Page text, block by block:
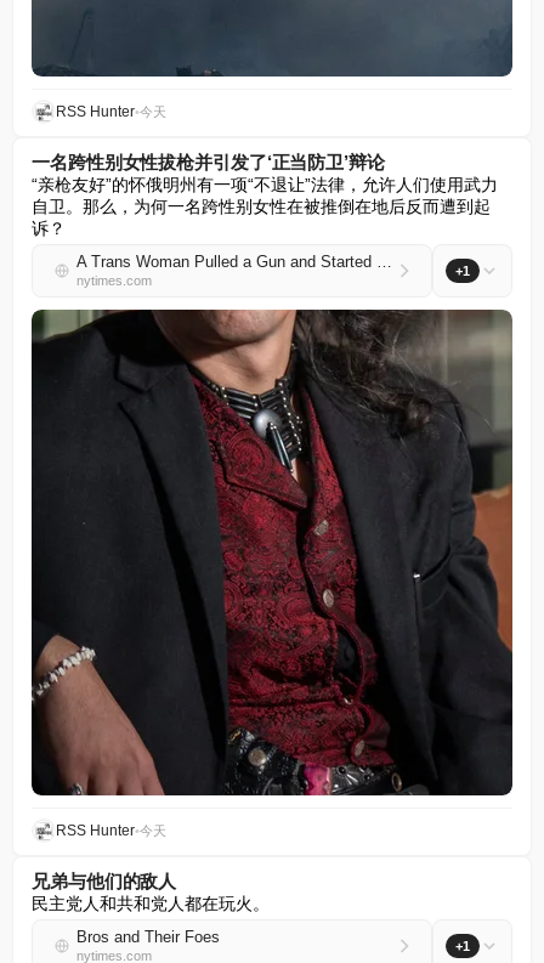
RSS Hunter•今天
一名跨性别女性拔枪并引发了‘正当防卫’辩论
“亲枪友好”的怀俄明州有一项“不退让”法律，允许人们使用武力
自卫。那么，为何一名跨性别女性在被推倒在地后反而遭到起
诉？
A Trans Woman Pulled a Gun and Started a ‘Stand Your Ground’ Debate
nytimes.com
+1
RSS Hunter•今天
兄弟与他们的敌人
民主党人和共和党人都在玩火。
Bros and Their Foes
nytimes.com
+1